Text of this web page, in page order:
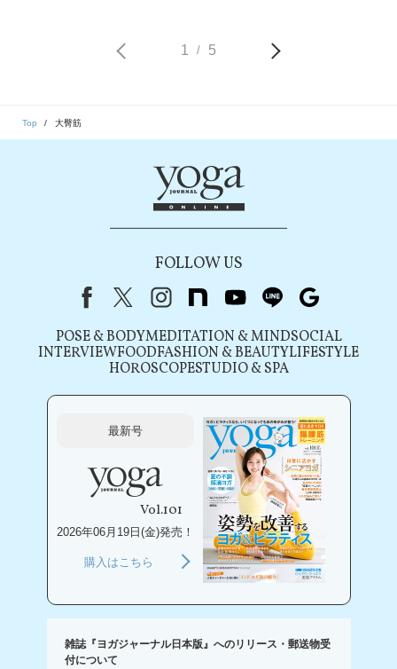
1 / 5
Top 大臀筋
FOLLOW US
FacebookX（旧Twitter）
instagram
note youtubeline
POSE & BODYMEDITATION & MINDSOCIAL
INTERVIEWFOODFASHION & BEAUTYLIFESTYLE
HOROSCOPESTUDIO & SPA
最新号
Vol.101
2026年06月19日(金)発売！
購入はこちら
雑誌『ヨガジャーナル日本版』へのリリース・郵送物受
付について